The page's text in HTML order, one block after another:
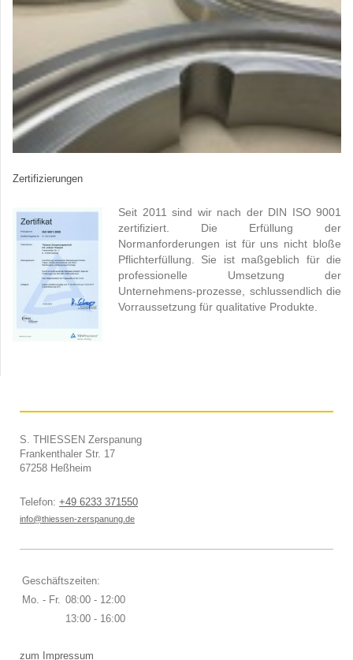
Zertifizierungen
Seit 2011 sind wir nach der DIN ISO 9001
zertifiziert. Die Erfüllung der
Normanforderungen ist für uns nicht bloße
Pflichterfüllung. Sie ist maßgeblich für die
professionelle Umsetzung der
Unternehmens-prozesse, schlussendlich die
Vorraussetzung für qualitative Produkte.
S. THIESSEN Zerspanung
Frankenthaler Str. 17
67258 Heßheim
Telefon: +49 6233 371550
info@thiessen-zerspanung.de
Geschäftszeiten:
Mo. - Fr. 08:00 - 12:00
13:00 - 16:00
zum Impressum